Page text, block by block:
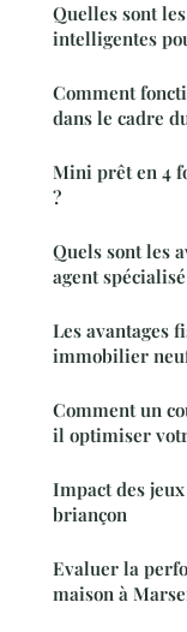
Quelles sont
intelligentes
Comment
dans le cadre
Mini prêt en 4
?
Quels sont les
agent
Les avantages
immobilier
Comment un
il optimiser
Impact des
briançon
Evaluer la
maison à